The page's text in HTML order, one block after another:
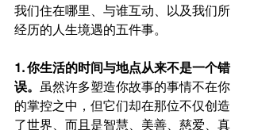
我们住在哪里、与谁互动、以及我们所
经历的人生境遇的五件事。
1. 你生活的时间与地点从来不是一个错
误。
虽然许多塑造你故事的事情不在你
的掌控之中，但它们却在那位不仅创造
了世界、而且是智慧、美善、慈爱、真